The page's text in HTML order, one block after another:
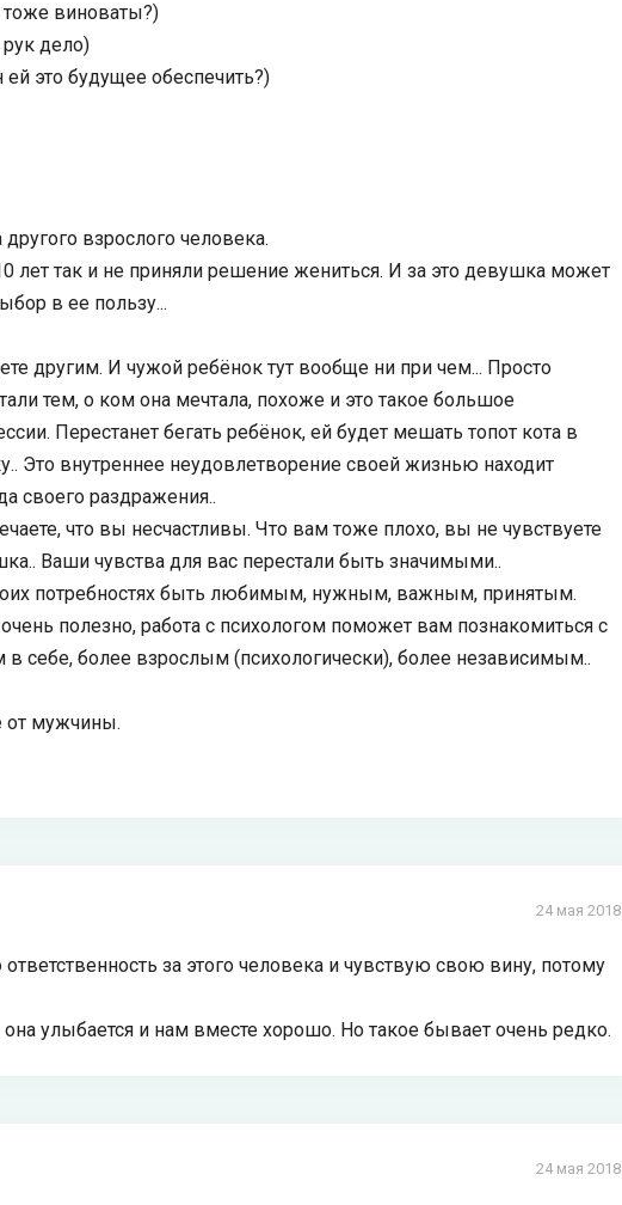
тоже виноваты?)
дело)
это будущее обеспечить?)
взрослого человека.
лет так и не приняли решение жениться. И за это девушка может
в ее пользу...
другим. И чужой ребёнок тут вообще ни при чем... Просто
тем, о ком она мечтала, похоже и это такое большое
Перестанет бегать ребёнок, ей будет мешать топот кота в
Это внутреннее неудовлетворение своей жизнью находит
своего раздражения..
что вы несчастливы. Что вам тоже плохо, вы не чувствуете
Ваши чувства для вас перестали быть значимыми..
потребностях быть любимым, нужным, важным, принятым.
полезно, работа с психологом поможет вам познакомиться с
себе, более взрослым (психологически), более независимым..
от мужчины.
24 мая 2018
за этого человека и чувствую свою вину, потому
улыбается и нам вместе хорошо. Но такое бывает очень редко.
24 мая 2018